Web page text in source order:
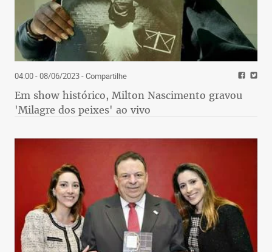
04:00 - 08/06/2023- Compartilhe
Em show histórico, Milton Nascimento gravou
'Milagre dos peixes' ao vivo